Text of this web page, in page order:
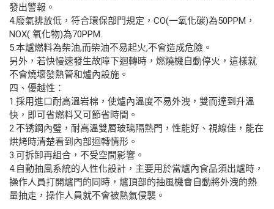
發出警報。
4.廢氣排放低，符合環保部門規定，CO(一氧化碳)為50PPM，
NOX( 氧化物)為70PPM.
5.本爐燃料為柴油,而柴油不易起火,不會造成危險。
另外，若快慢速發生故障下迴轉時，燃燒機自動停火，這樣就
不會燒壞發熱管和爐內設施。
四、優越性：
1.採用進口耐高溫岩棉，使爐內溫度不易外洩，雙而達到升溫
快，即可省燃料又可節省時間。
2.不锈鋼內璧，耐高溫雙層玻璃隔熱門，性能好、視線佳，能在
烘烤時清楚看到內部迴轉情形。
3.可拆卸再組合，不受空間影響。
4.自動抽風系統的人性化設計，主要用於當爐內食品須出爐時，
操作人員打開爐門的同時，爐頂部的抽風機會自動將外洩的熱
量抽走，操作人員就不會被熱氣侵襲。